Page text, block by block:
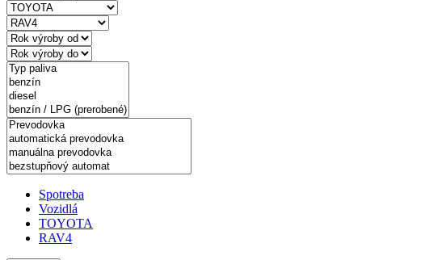
Spotreba
Vozidlá
TOYOTA
RAV4